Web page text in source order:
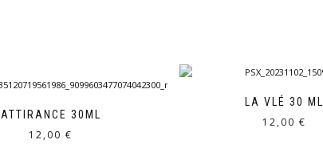
ATTIRANCE 30ML
12,00€
LA VLÉ 30 ML
12,00 €